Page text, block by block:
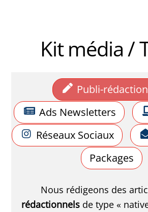
Kit média /
Publi-
Ads Newsletters
Réseaux Sociaux
Packages
Nous rédigeons des
rédactionnels de type «